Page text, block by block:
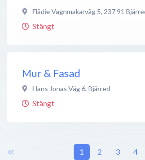
Flädie Vagnmakarväg 5, 237 91
Stängt
Mur & Fasad
Hans Jonas Väg 6, Bjärred
Stängt
1 2 3 4